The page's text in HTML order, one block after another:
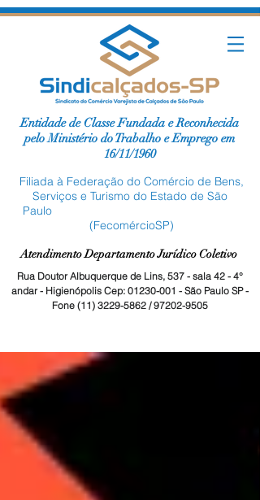
Entidade de Classe Fundada e Reconhecida
pelo Ministério do Trabalho e Emprego em
16/11/1960
Filiada à Federação do Comércio de Bens,
Serviços e Turismo do Estado de São
Paulo
(FecomércioSP)
Atendimento Departamento Jurídico Coletivo
Rua Doutor Albuquerque de Lins, 537 - sala 42 - 4°
andar - Higienópolis Cep: 01230-001 - São Paulo SP -
Fone (11) 3229-5862/97202-9505